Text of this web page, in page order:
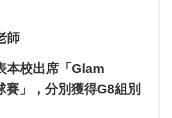
師
本校出席「Glam
」，分別獲得G8組別